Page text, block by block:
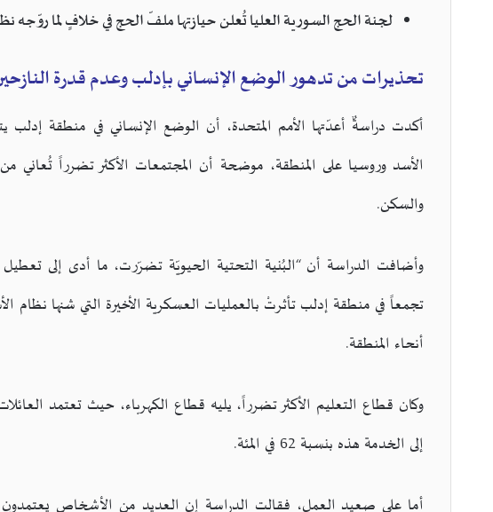
لجنة الحج السورية العليا تُعلن حيازتها ملفّ الحج في خلافٍ لما روّجه
تحذيرات من تدهور الوضع الإنساني بإدلب وعدم قدرة
أكدت دراسةٌ أعدّتها الأمم المتحدة، أن الوضع الإنساني في منطقة
الأسد وروسيا على المنطقة، موضحة أن المجتمعات الأكثر تضرراً تُعاني
والسكن.
تجمعاً في منطقة إدلب تأثرتْ بالعمليات العسكرية الأخيرة التي شنها نظام
أنحاء المنطقة.
وكان قطاع التعليم الأكثر تضرراً، يليه قطاع الكهرباء، حيث تعتمد
إلى الخدمة هذه بنسبة 62 في المئة.
أما على صعيد العمل، فقالت الدراسة إن العديد من الأشخاص يعتمدون